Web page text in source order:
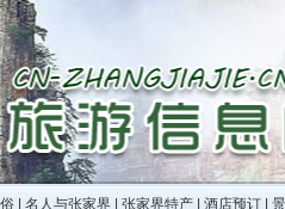
名人与张家界 张家界特产 酒店预订